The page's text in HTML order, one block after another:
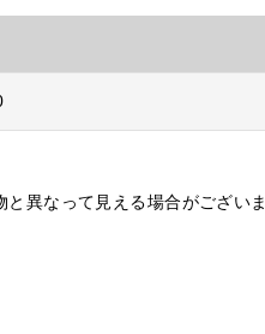
異なって見える場合がございま